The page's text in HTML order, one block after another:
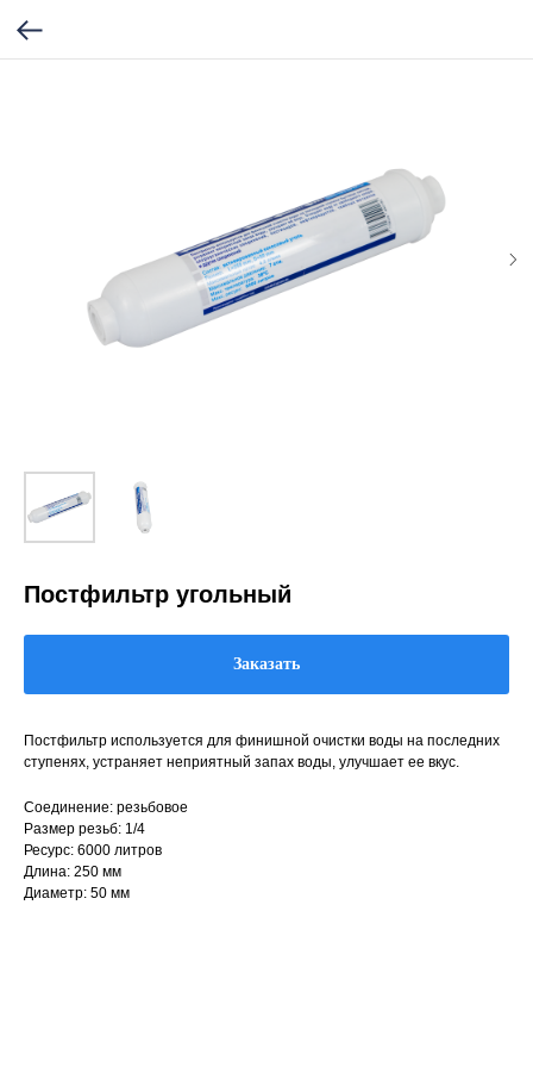
Постфильтр угольный
Заказать
Постфильтр используется для финишной очистки воды на последних
ступенях, устраняет неприятный запах воды, улучшает ее вкус.
Соединение: резьбовое
Размер резьб: 1/4
Ресурс: 6000 литров
Длина: 250 мм
Диаметр: 50 мм